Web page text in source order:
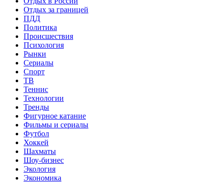
Отдых за границей
ПДД
Политика
Происшествия
Психология
Рынки
Сериалы
Спорт
ТВ
Теннис
Технологии
Тренды
Фигурное катание
Фильмы и сериалы
Футбол
Хоккей
Шахматы
Шоу-бизнес
Экология
Экономика